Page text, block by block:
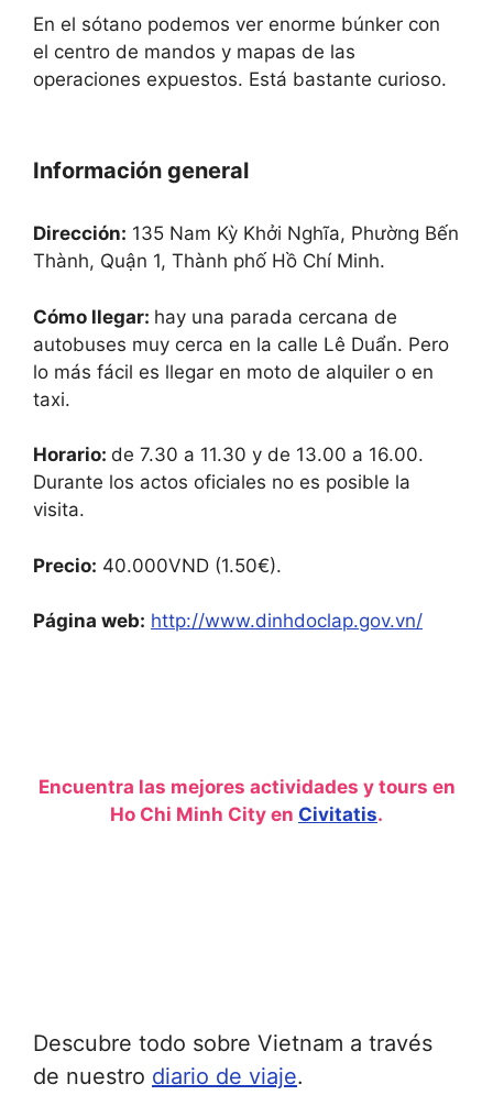
En el sótano podemos ver enorme búnker con
el centro de mandos y mapas de las
operaciones expuestos. Está bastante curioso.
Información general
Dirección: 135 Nam Kỳ Khởi Nghĩa, Phường Bến
Thành, Quận 1, Thành phố Hồ Chí Minh.
Cómo llegar: hay una parada cercana de
autobuses muy cerca en la calle Lê Duẩn. Pero
lo más fácil es llegar en moto de alquiler o en
taxi.
Horario: de 7.30 a 11.30 y de 13.00 a 16.00.
Durante los actos oficiales no es posible la
visita.
Precio: 40.000VND (1.50€).
Página web: http://www.dinhdoclap.gov.vn/
Encuentra las mejores actividades y tours en
Ho Chi Minh City en Civitatis.
Descubre todo sobre Vietnam a través
de nuestro diario de viaje.